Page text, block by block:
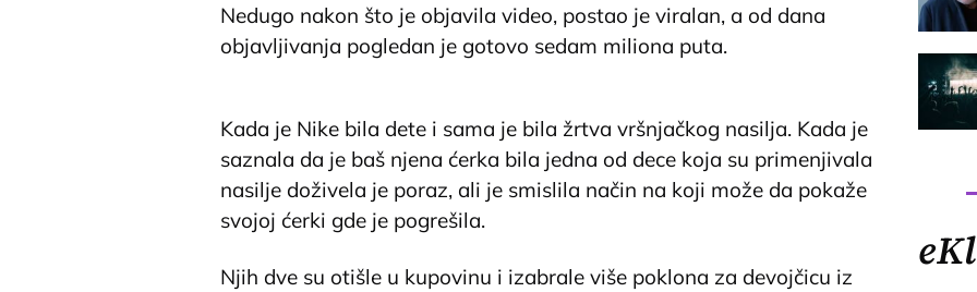
Nedugo nakon što je objavila video, postao je viralan, a od dana
objavljivanja pogledan je gotovo sedam miliona puta.
through at home and what they have to deal with everyday. You are to always
be kind to everyone because how you treat someone can impact their mental
health in either 2 ways! Not only that but everything you have can be taken
away just as fast as you received it! Humble yourself! ❤️ #fyp #fy #humble
#nobullies #bullyfreezone #alllove
Kada je Nike bila dete i sama je bila žrtva vršnjačkog nasilja. Kada je
saznala da je baš njena ćerka bila jedna od dece koja su primenjivala
nasilje doživela je poraz, ali je smislila način na koji može da pokaže
svojoj ćerki gde je pogrešila.
Njih dve su otišle u kupovinu i izabrale više poklona za devojčicu iz